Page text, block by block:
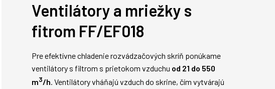
Ventilátory a mriežky s
fitrom FF/EF018
Pre efektívne chladenie rozvádzačových skríň ponúkame
ventilátory s filtrom s prietokom vzduchu od 21 do 550
m3/h. Ventilátory vháňajú vzduch do skrine, čím vytvárajú